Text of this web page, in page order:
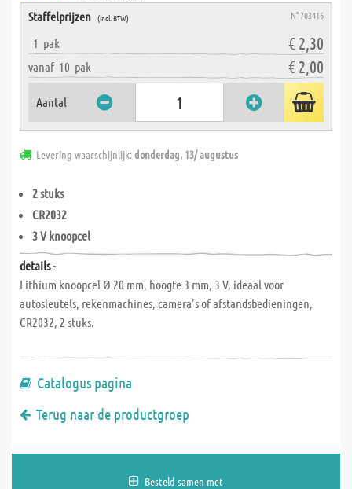
Staffelprijzen (incl. BTW) N° 703416
1 pak € 2,30
vanaf 10 pak € 2,00
Aantal
Levering waarschijnlijk:donderdag, 13/ augustus
2 stuks
CR2032
3 V knoopcel
details -
Lithium knoopcel Ø 20 mm, hoogte 3 mm, 3 V, ideaal voor
autosleutels, rekenmachines, camera's of afstandsbedieningen,
CR2032, 2 stuks.
Catalogus pagina
Terug naar de productgroep
Besteld samen met